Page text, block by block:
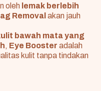
oleh lemak berlebih
Removal akan jauh
bawah mata yang
, Eye Booster adalah
kulit tanpa tindakan